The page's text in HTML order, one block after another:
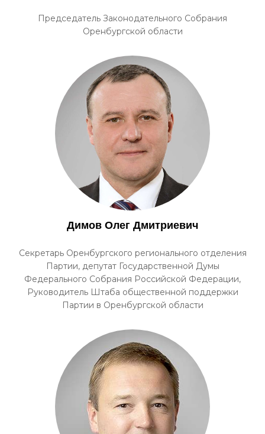
Председатель Законодательного Собрания
Оренбургской области
Димов Олег Дмитриевич
Секретарь Оренбургского регионального отделения
Партии, депутат Государственной Думы
Федерального Собрания Российской Федерации,
Руководитель Штаба общественной поддержки
Партии в Оренбургской области